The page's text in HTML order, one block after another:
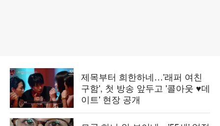
제목부터 희한하네…'래퍼 여친
구함', 첫 방송 앞두고 '콜아웃 ♥데
이트' 현장 공개